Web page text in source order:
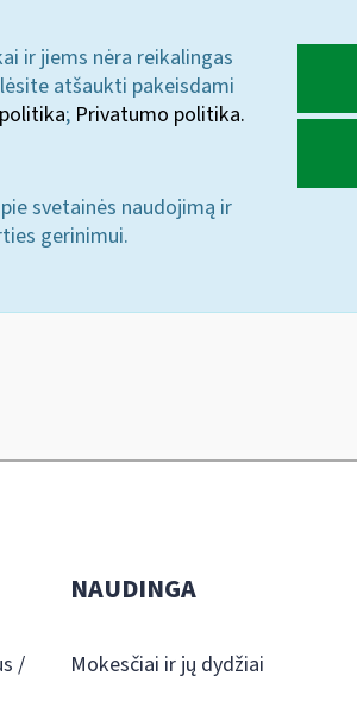
ir jiems nėra reikalingas
atšaukti pakeisdami
; Privatumo politika.
svetainės naudojimą ir
gerinimui.
/
NAUDINGA
Mokesčiai ir jų dydžiai